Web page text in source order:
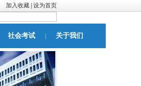
加入收藏 设为首页
社会考试 关于我们